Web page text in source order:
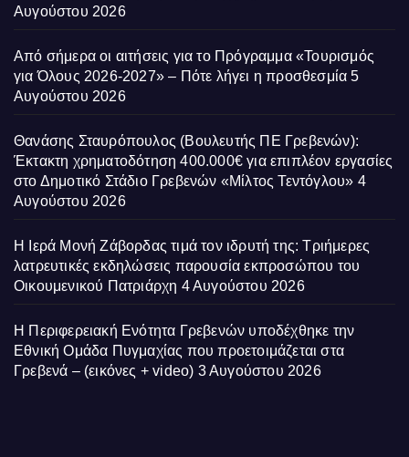
Αυγούστου 2026
Από σήμερα οι αιτήσεις για το Πρόγραμμα «Τουρισμός
για Όλους 2026-2027» – Πότε λήγει η προσθεσμία 5
Αυγούστου 2026
Θανάσης Σταυρόπουλος (Βουλευτής ΠΕ Γρεβενών):
Έκτακτη χρηματοδότηση 400.000€ για επιπλέον εργασίες
στο Δημοτικό Στάδιο Γρεβενών «Μίλτος Τεντόγλου» 4
Αυγούστου 2026
Η Ιερά Μονή Ζάβορδας τιμά τον ιδρυτή της: Τριήμερες
λατρευτικές εκδηλώσεις παρουσία εκπροσώπου του
Οικουμενικού Πατριάρχη 4 Αυγούστου 2026
Η Περιφερειακή Ενότητα Γρεβενών υποδέχθηκε την
Εθνική Ομάδα Πυγμαχίας που προετοιμάζεται στα
Γρεβενά – (εικόνες + video) 3 Αυγούστου 2026